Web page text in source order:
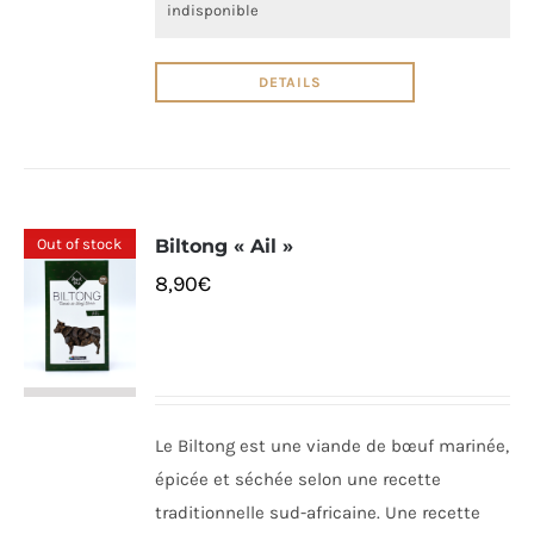
indisponible
DETAILS
Out of stock Biltong « Ail »
8,90€
Le Biltong est une viande de bœuf marinée,
épicée et séchée selon une recette
traditionnelle sud-africaine. Une recette